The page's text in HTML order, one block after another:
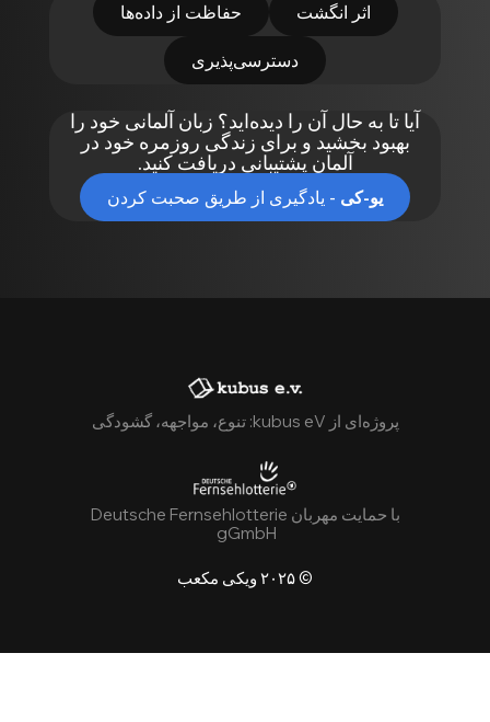
پروژه‌ای از kubus eV: تنوع، مواجهه، گشودگی
با حمایت مهربان Deutsche Fernsehlotterie
gGmbH
اثر انگشت حفاظت از داده‌ها
دسترسی‌پذیری
آیا تا به حال آن را دیده‌اید؟ زبان آلمانی خود را
بهبود بخشید و برای زندگی روزمره خود در
آلمان پشتیبانی دریافت کنید.
یو-کی- یادگیری از طریق صحبت کردن